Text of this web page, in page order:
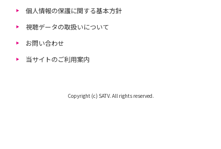
個人情報の保護に関する基本方針
視聴データの取扱いについて
お問い合わせ
当サイトのご利用案内
Copyright (c) SATV. All rights reserved.